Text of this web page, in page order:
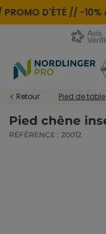
D'ÉTÉ // -10%
Retour Pied de table
Pied chêne
RÉFÉRENCE : 20012